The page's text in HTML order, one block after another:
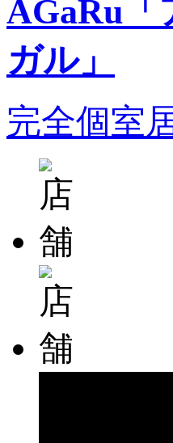
完全個室